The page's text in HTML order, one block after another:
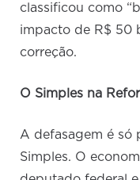
classificou como
impacto de R$ 50
correção.
O Simples na
A defasagem é só
Simples. O